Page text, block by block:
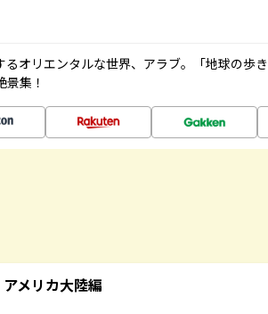
るオリエンタルな世界、アラブ。「地球の歩
集！
メリカ大陸編